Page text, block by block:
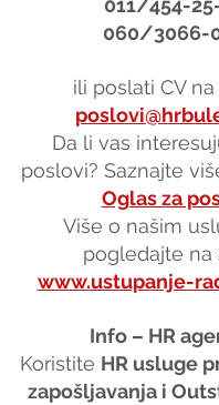
011/454-
060/3066-
ili poslati CV
Da li vas
poslovi? Saznajte
Oglas za
Više o našim
pogledajte na
www.ustupanje-
Info – HR
Koristite HR usluge
zapošljavanja i